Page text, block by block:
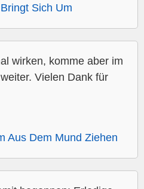
Sich Um
wirken, komme aber im
Vielen Dank für
Aus Dem Mund Ziehen